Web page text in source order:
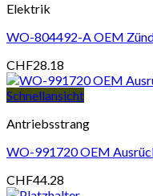
Elektrik
WO-804492-A OEM
CHF28.18
Schnellansicht
Antriebsstrang
WO-991720 OEM
CHF44.28